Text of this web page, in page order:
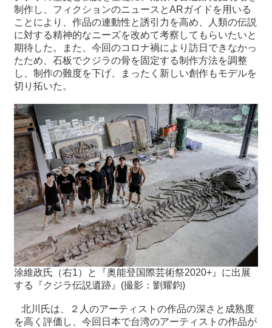
制作し、フィクションのニュースとARガイドを用いる
ことにより、作品の連動性と誘引力を高め、人類の伝説
に対する精神的なニーズを改めて考察してもらいたいと
期待した。また、今回のコロナ禍により訪日できなかっ
たため、石板でクジラの骨を固定する制作方法を調整
し、制作の難度を下げ、まったく新しい創作もモデルを
切り拓いた。
涂維政氏（右1）と『奥能登国際芸術祭2020+』に出展
する『クジラ伝説遺跡』(撮影：劉耀鈞)
北川氏は、２人のアーティストの作品の深さと成熟度
を高く評価し、今回日本で台湾のアーティストの作品が